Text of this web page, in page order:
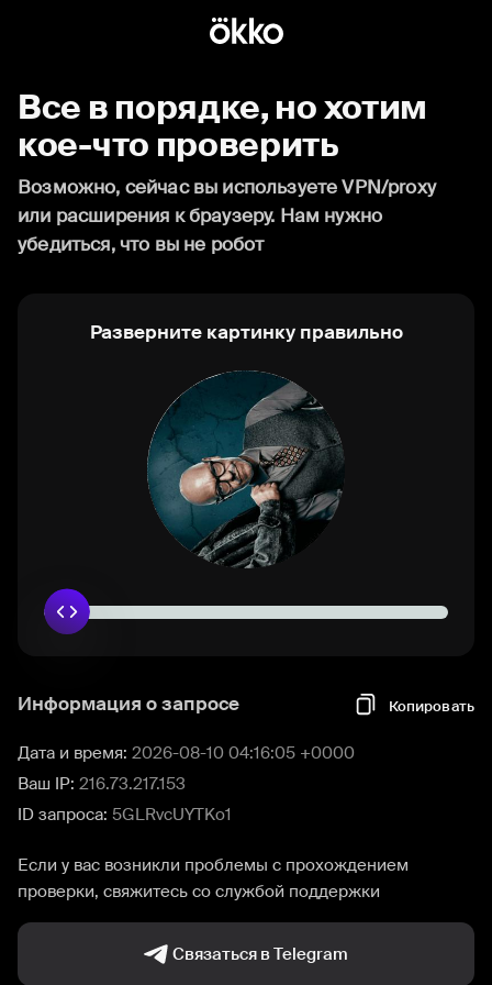
Все в порядке, но хотим
кое-что проверить
Возможно, сейчас вы используете VPN/proxy
или расширения к браузеру. Нам нужно
убедиться, что вы не робот
Разверните картинку правильно
Информация о запросе Копировать
Дата и время: 2026-08-10 04:16:05 +0000
Ваш IP: 216.73.217.153
ID запроса: 5GLRvcUYTKo1
Если у вас возникли проблемы с прохождением
проверки, свяжитесь со службой поддержки
Связаться в Telegram